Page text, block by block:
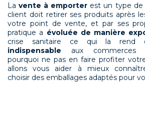
Lavente à emporter est un type de
client doit retirer ses produits après
votre point de vente, et par ses
pratique a évoluée de manière
crise sanitaire ce qui la rend
indispensable aux commerces
pourquoi ne pas en faire profiter
allons vous aider à mieux
choisir des emballages adaptés pour